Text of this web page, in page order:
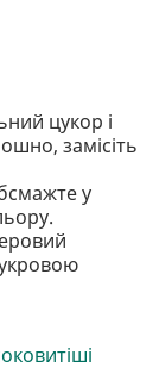
цукор і
замісіть
у